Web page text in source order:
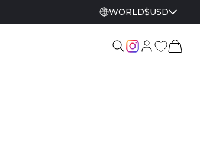
WORLD$USD